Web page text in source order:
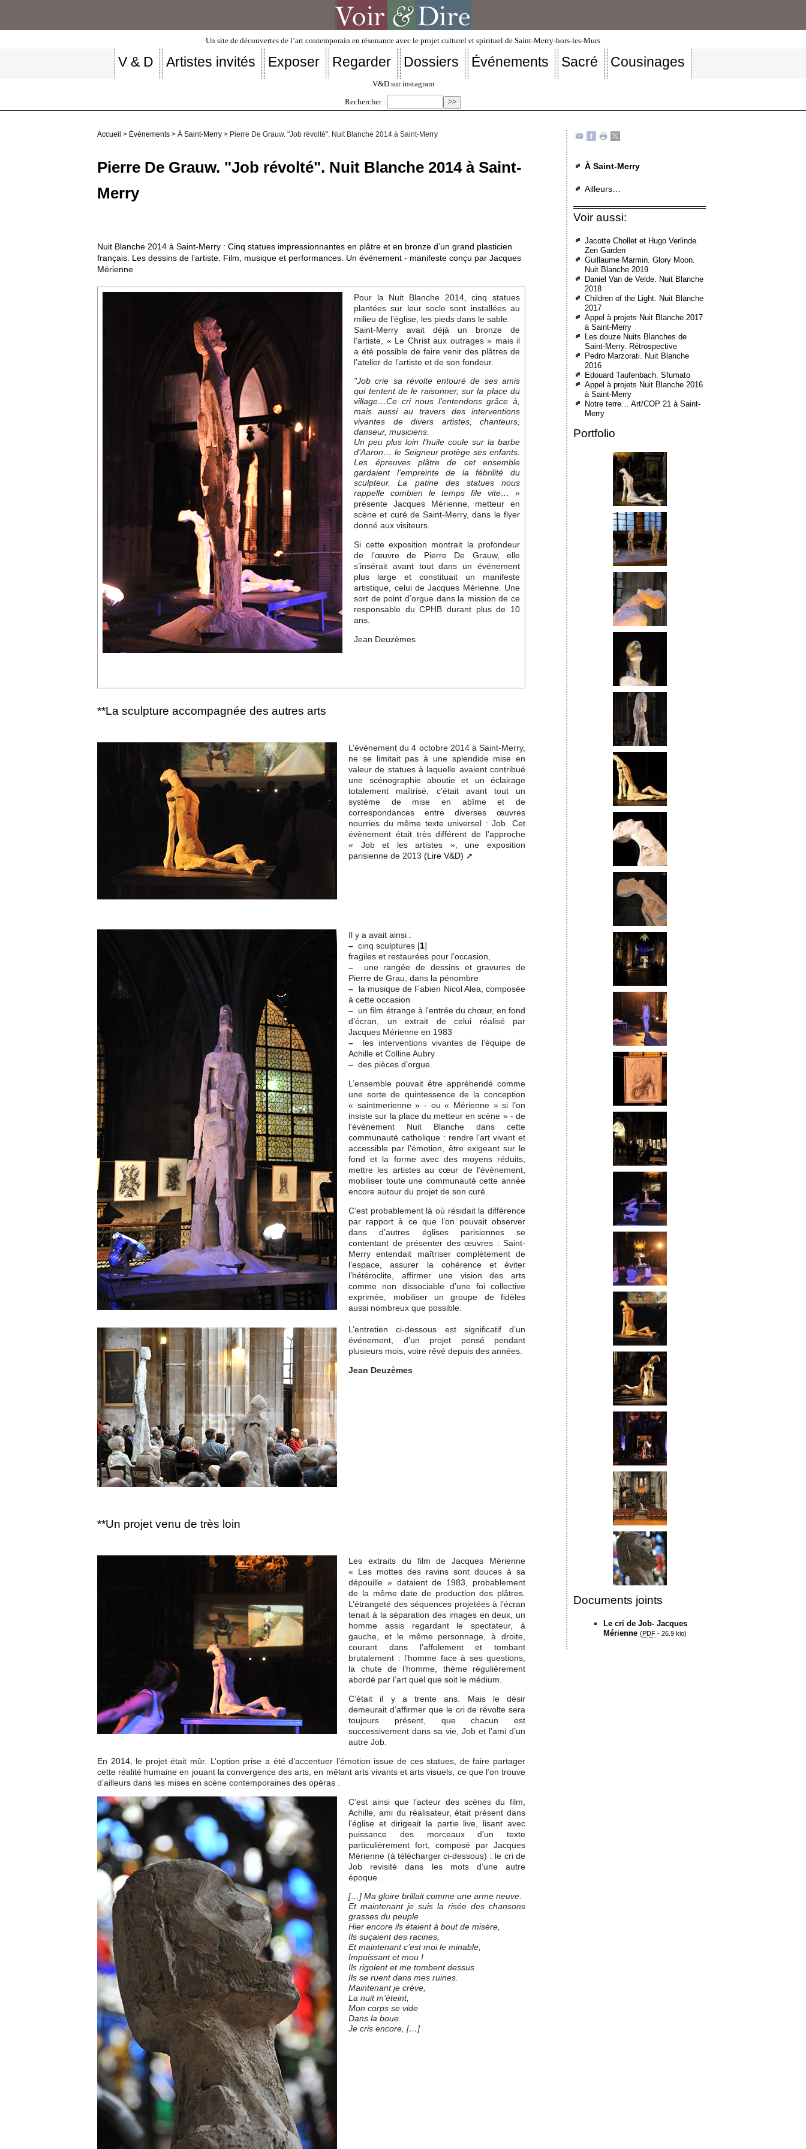
Un site de découvertes de l’art contemporain en résonance avec le projet culturel et spirituel de Saint-Merry-hors-les-Murs
V & D Artistes invités Exposer Regarder Dossiers Événements Sacré Cousinages
V&D sur instagram
Rechercher :
Accueil > Événements > À Saint-Merry > Pierre De Grauw. "Job révolté". Nuit Blanche 2014 à Saint-Merry
Pierre De Grauw. "Job révolté". Nuit Blanche 2014 à Saint-
Merry
Nuit Blanche 2014 à Saint-Merry : Cinq statues impressionnantes en plâtre et en bronze d’un grand plasticien
français. Les dessins de l’artiste. Film, musique et performances. Un événement - manifeste conçu par Jacques
Mérienne
Pour la Nuit Blanche 2014, cinq statues
plantées sur leur socle sont installées au
milieu de l’église, les pieds dans le sable.
Saint-Merry avait déjà un bronze de
l’artiste, « Le Christ aux outrages » mais il
a été possible de faire venir des plâtres de
l’atelier de l’artiste et de son fondeur.
"Job crie sa révolte entouré de ses amis
qui tentent de le raisonner, sur la place du
village…Ce cri nous l’entendons grâce à,
mais aussi au travers des interventions
vivantes de divers artistes, chanteurs,
danseur, musiciens.
Un peu plus loin l’huile coule sur la barbe
d’Aaron… le Seigneur protège ses enfants.
Les épreuves plâtre de cet ensemble
gardaient l’empreinte de la fébrilité du
sculpteur. La patine des statues nous
rappelle combien le temps file vite… »
présente Jacques Mérienne, metteur en
scène et curé de Saint-Merry, dans le flyer
donné aux visiteurs.
Si cette exposition montrait la profondeur
de l’œuvre de Pierre De Grauw, elle
s’insérait avant tout dans un événement
plus large et constituait un manifeste
artistique, celui de Jacques Mérienne. Une
sort de point d’orgue dans la mission de ce
responsable du CPHB durant plus de 10
ans.
Jean Deuzèmes
**La sculpture accompagnée des autres arts
L’événement du 4 octobre 2014 à Saint-Merry,
ne se limitait pas à une splendide mise en
valeur de statues à laquelle avaient contribué
une scénographie aboutie et un éclairage
totalement maîtrisé, c’était avant tout un
système de mise en abîme et de
correspondances entre diverses œuvres
nourries du même texte universel : Job. Cet
évènement était très différent de l’approche
« Job et les artistes », une exposition
parisienne de 2013(Lire V&D)
Il y a avait ainsi :
– cinq sculptures [1]
fragiles et restaurées pour l’occasion,
– une rangée de dessins et gravures de
Pierre de Grau, dans la pénombre
– la musique de Fabien Nicol Alea, composée
à cette occasion
– un film étrange à l’entrée du chœur, en fond
d’écran, un extrait de celui réalisé par
Jacques Mérienne en 1983
– les interventions vivantes de l’équipe de
Achille et Colline Aubry
– des pièces d’orgue.
L’ensemble pouvait être appréhendé comme
une sorte de quintessence de la conception
« saintmerienne » - ou « Mérienne » si l’on
insiste sur la place du metteur en scène » - de
l’évènement Nuit Blanche dans cette
communauté catholique : rendre l’art vivant et
accessible par l’émotion, être exigeant sur le
fond et la forme avec des moyens réduits,
mettre les artistes au cœur de l’événement,
mobiliser toute une communauté cette année
encore autour du projet de son curé.
C’est probablement là où résidait la différence
par rapport à ce que l’on pouvait observer
dans d’autres églises parisiennes se
contentant de présenter des œuvres : Saint-
Merry entendait maîtriser complètement de
l’espace, assurer la cohérence et éviter
l’hétéroclite, affirmer une vision des arts
comme non dissociable d’une foi collective
exprimée, mobiliser un groupe de fidèles
aussi nombreux que possible.
.
L’entretien ci-dessous est significatif d’un
événement, d’un projet pensé pendant
plusieurs mois, voire rêvé depuis des années.
Jean Deuzèmes
**Un projet venu de très loin
Les extraits du film de Jacques Mérienne
« Les mottes des ravins sont douces à sa
dépouille » dataient de 1983, probablement
de la même date de production des plâtres.
L’étrangeté des séquences projetées à l’écran
tenait à la séparation des images en deux, un
homme assis regardant le spectateur, à
gauche, et le même personnage, à droite,
courant dans l’affolement et tombant
brutalement : l’homme face à ses questions,
la chute de l’homme, thème régulièrement
abordé par l’art quel que soit le médium.
C’était il y a trente ans. Mais le désir
demeurait d’affirmer que le cri de révolte sera
toujours présent, que chacun est
successivement dans sa vie, Job et l’ami d’un
autre Job.
En 2014, le projet était mûr. L’option prise a été d’accentuer l’émotion issue de ces statues, de faire partager
cette réalité humaine en jouant la convergence des arts, en mêlant arts vivants et arts visuels, ce que l’on trouve
d’ailleurs dans les mises en scène contemporaines des opéras .
C’est ainsi que l’acteur des scènes du film,
Achille, ami du réalisateur, était présent dans
l’église et dirigeait la partie live, lisant avec
puissance des morceaux d’un texte
particulièrement fort, composé par Jacques
Mérienne (à télécharger ci-dessous) : le cri de
Job revisité dans les mots d’une autre
époque.
[…] Ma gloire brillait comme une arme neuve.
Et maintenant je suis la risée des chansons
grasses du peuple
Hier encore ils étaient à bout de misère,
Ils suçaient des racines,
Et maintenant c’est moi le minable,
Impuissant et mou !
Ils rigolent et me tombent dessus
Ils se ruent dans mes ruines.
Maintenant je crève,
La nuit m’éteint,
Mon corps se vide
Dans la boue.
Je cris encore, […]
À Saint-Merry
Ailleurs…
Voir aussi:
Jacotte Chollet et Hugo Verlinde.
Zen Garden
Guillaume Marmin. Glory Moon.
Nuit Blanche 2019
Daniel Van de Velde. Nuit Blanche
2018
Children of the Light. Nuit Blanche
2017
Appel à projets Nuit Blanche 2017
à Saint-Merry
Les douze Nuits Blanches de
Saint-Merry. Rétrospective
Pedro Marzorati. Nuit Blanche
2016
Edouard Taufenbach. Sfumato
Appel à projets Nuit Blanche 2016
à Saint-Merry
Notre terre… Art/COP 21 à Saint-
Merry
Portfolio
Documents joints
Le cri de Job- Jacques
Mérienne (PDF -26.9 kio)